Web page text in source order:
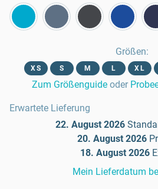
Größen:
XS S M L XL
Zum Größenguide oder
Erwartete Lieferung
22. August 2026
20. August 2026
18. August 2026
Mein Lieferdatum